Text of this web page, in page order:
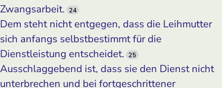
Zwangsarbeit. 24
Dem steht nicht entgegen, dass die Leihmutter
sich anfangs selbstbestimmt für die
Dienstleistung entscheidet. 25
Ausschlaggebend ist, dass sie den Dienst nicht
unterbrechen und bei fortgeschrittener